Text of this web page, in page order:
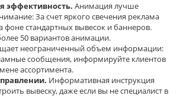
эффективность. Анимация лучше
За счет яркого свечения реклама
фоне стандартных вывесок и баннеров.
50 вариантов анимации.
неограниченный объем информации:
сообщения, информируйте клиентов
ассортимента.
Информативная инструкция
вывеску, даже если вы не специалист в